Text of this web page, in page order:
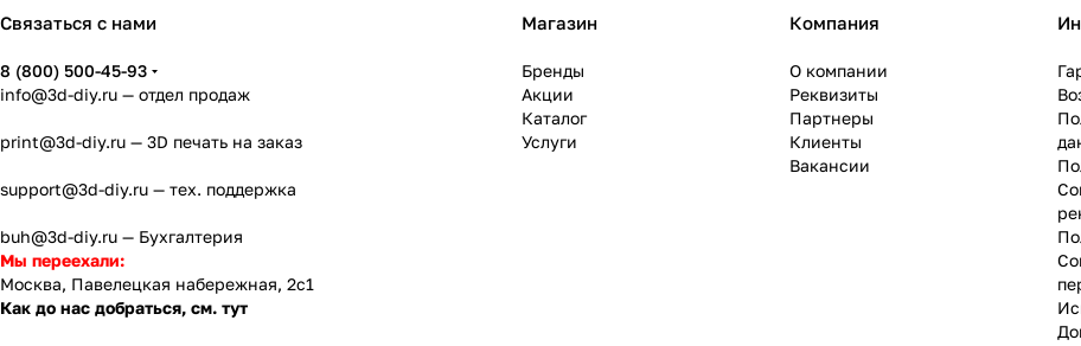
Связаться с нами
8 (800) 500-45-93
info@3d-diy.ru — отдел продаж
print@3d-diy.ru — 3D печать на заказ
support@3d-diy.ru — тех. поддержка
buh@3d-diy.ru — Бухгалтерия
Мы переехали:
Москва, Павелецкая набережная, 2с1
Как до нас добраться, см. тут
Магазин
Бренды
Акции
Каталог
Услуги
Компания
О компании
Реквизиты
Партнеры
Клиенты
Вакансии